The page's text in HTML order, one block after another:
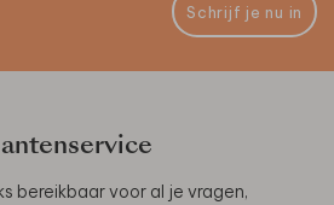
Schrijf je nu in
bereikbaar voor al je vragen,